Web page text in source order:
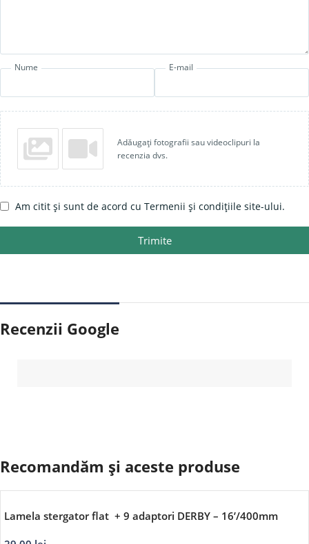
Nume E-mail
Adăugați fotografii sau videoclipuri la
recenzia dvs.
Am citit și sunt de acord cu Termenii și condițiile site-ului.
Trimite
Recenzii Google
Recomandăm și aceste produse
Lamela stergator flat + 9 adaptori DERBY – 16’/400mm